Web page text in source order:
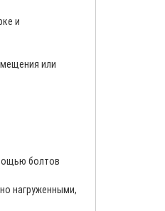
и
или
болтов
нагруженными,